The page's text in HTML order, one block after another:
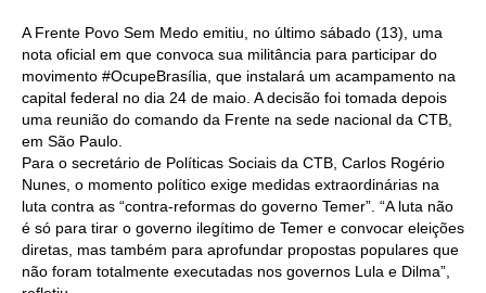
PLATAFORMAS GRATUITAS
BENEFÍCIOS
APOSENTADORIA
CONVÊNIOS
PLANO DE SAÚDE
SEESPPREV
A Frente Povo Sem Medo emitiu, no último sábado (13), uma
nota oficial em que convoca sua militância para participar do
movimento #OcupeBrasília, que instalará um acampamento na
capital federal no dia 24 de maio. A decisão foi tomada depois
uma reunião do comando da Frente na sede nacional da CTB,
em São Paulo.
Para o secretário de Políticas Sociais da CTB, Carlos Rogério
Nunes, o momento político exige medidas extraordinárias na
luta contra as “contra-reformas do governo Temer”. “A luta não
é só para tirar o governo ilegítimo de Temer e convocar eleições
diretas, mas também para aprofundar propostas populares que
não foram totalmente executadas nos governos Lula e Dilma”,